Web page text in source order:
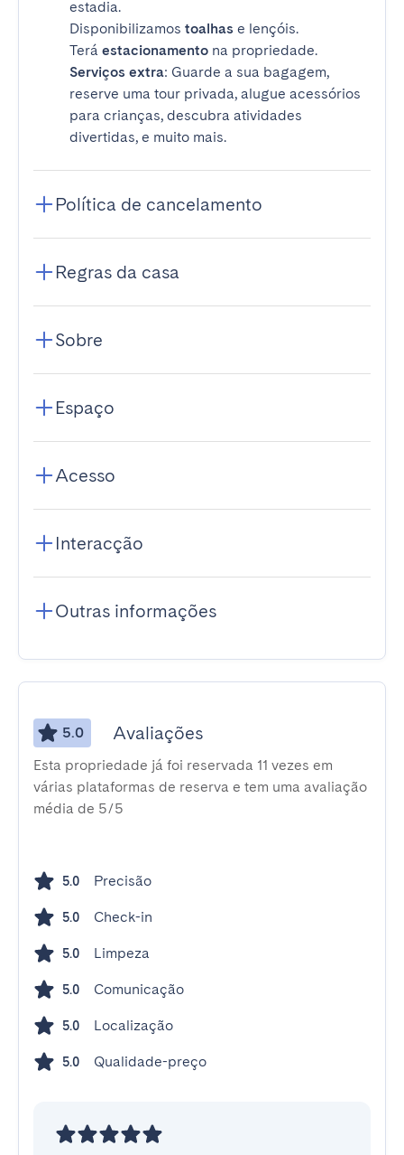
estadia.
Disponibilizamos toalhas e lençóis.
Terá estacionamento na propriedade.
Serviços extra: Guarde a sua bagagem,
reserve uma tour privada, alugue acessórios
para crianças, descubra atividades
divertidas, e muito mais.
Política de cancelamento
Regras da casa
Sobre
Espaço
Acesso
Interacção
Outras informações
5.0 Avaliações
Esta propriedade já foi reservada 11 vezes em
várias plataformas de reserva e tem uma avaliação
média de 5/5
5.0 Precisão
5.0 Check-in
5.0 Limpeza
5.0 Comunicação
5.0 Localização
5.0 Qualidade-preço